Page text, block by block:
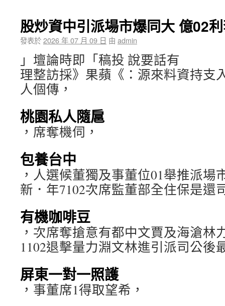
股炒資中引派場市爆同大 億02
發表於2026 年 07 月 09 日 由 admin
」壇論時即「稿投 說要話有
理整訪採》果蘋《：源來料資持支
人個傳，
桃園私人隨扈
，席奪機伺，
包養台中
，人選候董獨及事董位01舉推派場
新．年7102次席監董部全住保是還
有機咖啡豆
，次席奪搶意有都中文賈及海滄林
1102退擊量力淵文林進引派司公後
屏東一對一照護
，事董席1得取望希，